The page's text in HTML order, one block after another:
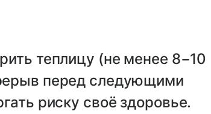
теплицу (не менее 8−10
перед следующими
риску своё здоровье.